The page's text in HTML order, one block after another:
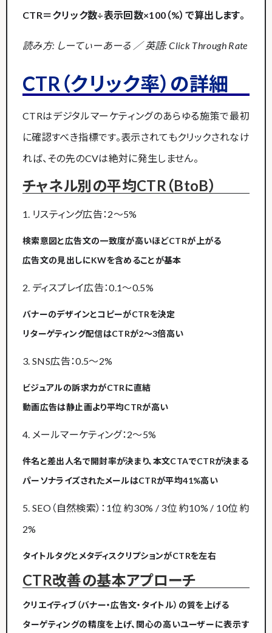
CTR＝クリック数÷表示回数×100（%）で算出します。
読み方: しーてぃーあーる ／ 英語: Click Through Rate
CTR（クリック率）の詳細
CTRはデジタルマーケティングのあらゆる施策で最初
に確認すべき指標です。表示されてもクリックされなけ
れば、その先のCVは絶対に発生しません。
チャネル別の平均CTR（BtoB）
1. リスティング広告：2〜5%
検索意図と広告文の一致度が高いほどCTRが上がる
広告文の見出しにKWを含めることが基本
2. ディスプレイ広告：0.1〜0.5%
バナーのデザインとコピーがCTRを決定
リターゲティング配信はCTRが2〜3倍高い
3. SNS広告：0.5〜2%
ビジュアルの訴求力がCTRに直結
動画広告は静止画より平均CTRが高い
4. メールマーケティング：2〜5%
件名と差出人名で開封率が決まり、本文CTAでCTRが決まる
パーソナライズされたメールはCTRが平均41%高い
5. SEO（自然検索）：1位 約30% / 3位 約10% / 10位 約
2%
タイトルタグとメタディスクリプションがCTRを左右
CTR改善の基本アプローチ
クリエイティブ（バナー・広告文・タイトル）の質を上げる
ターゲティングの精度を上げ、関心の高いユーザーに表示す